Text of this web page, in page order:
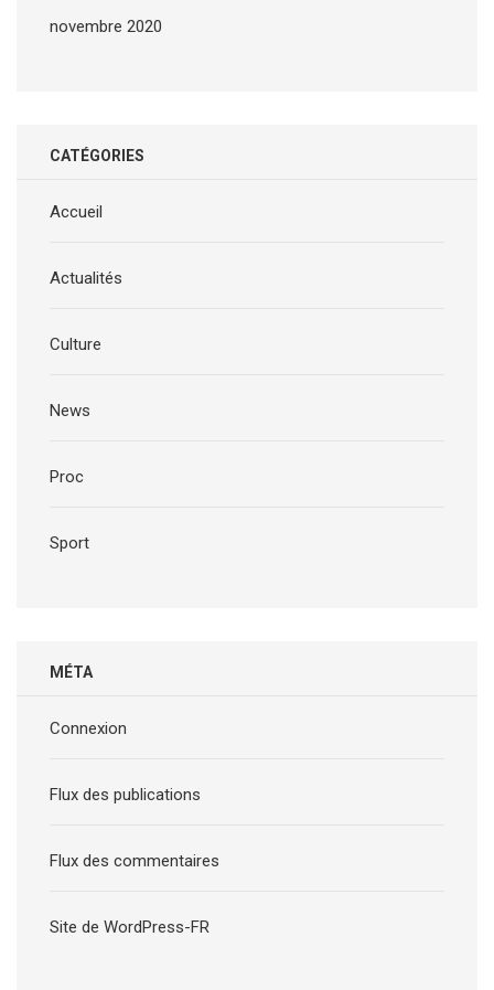
novembre 2020
CATÉGORIES
Accueil
Actualités
Culture
News
Proc
Sport
MÉTA
Connexion
Flux des publications
Flux des commentaires
Site de WordPress-FR